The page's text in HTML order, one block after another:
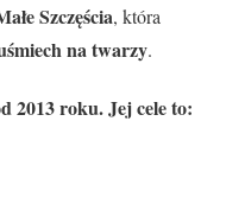
Szczęścia, która
na twarzy.
2013 roku. Jej cele to: